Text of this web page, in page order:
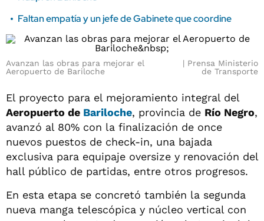
Faltan empatía y un jefe de Gabinete que coordine
Avanzan las obras para mejorar el
Aeropuerto de Bariloche
Prensa Ministerio
de Transporte
El proyecto para el mejoramiento integral del
Aeropuerto de Bariloche, provincia de Río Negro,
avanzó al 80% con la finalización de once
nuevos puestos de check-in, una bajada
exclusiva para equipaje oversize y renovación del
hall público de partidas, entre otros progresos.
En esta etapa se concretó también la segunda
nueva manga telescópica y núcleo vertical con